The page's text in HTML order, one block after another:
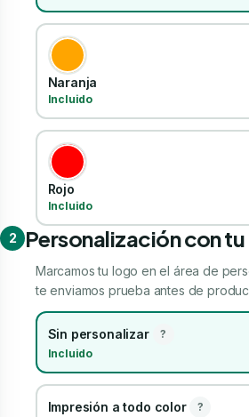
Naranja
Incluido
Rojo
Incluido
2 Personalización con
Marcamos tu logo en el área de
te enviamos prueba antes de
Sin personalizar
?
Incluido
Impresión a todo color
?